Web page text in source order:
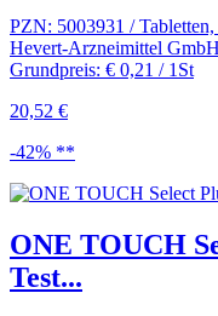
PZN: 5003931 /
Hevert-Arzneimittel
Grundpreis: € 0,21 / 1St
20,52 €
-42% **
ONE TOUCH
Test...